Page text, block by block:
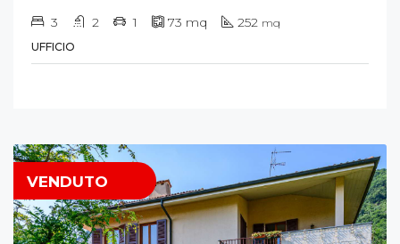
3 2 1 73 mq 252 mq
UFFICIO
VENDUTO